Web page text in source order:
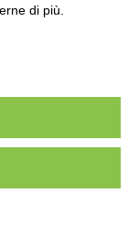
Cookie Policy
di più.